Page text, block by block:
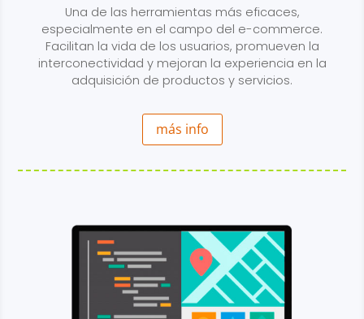
Una de las herramientas más eficaces,
especialmente en el campo del e-commerce.
Facilitan la vida de los usuarios, promueven la
interconectividad y mejoran la experiencia en la
adquisición de productos y servicios.
más info